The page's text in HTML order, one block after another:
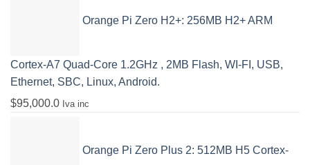
Orange Pi Zero H2+: 256MB H2+ ARM
Cortex-A7 Quad-Core 1.2GHz , 2MB Flash, WI-FI, USB,
Ethernet, SBC, Linux, Android.
$95,000.0 Iva inc
Orange Pi Zero Plus 2: 512MB H5 Cortex-